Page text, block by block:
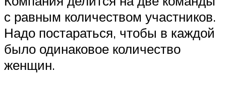
с равным количеством участников.
Надо постараться, чтобы в каждой
было одинаковое количество
женщин.